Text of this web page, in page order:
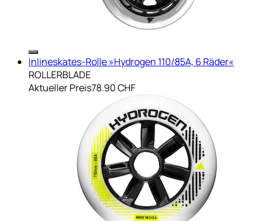
Inlineskates-Rolle »Hydrogen 110/85A, 6 Räder«
ROLLERBLADE
Aktueller Preis78.90 CHF